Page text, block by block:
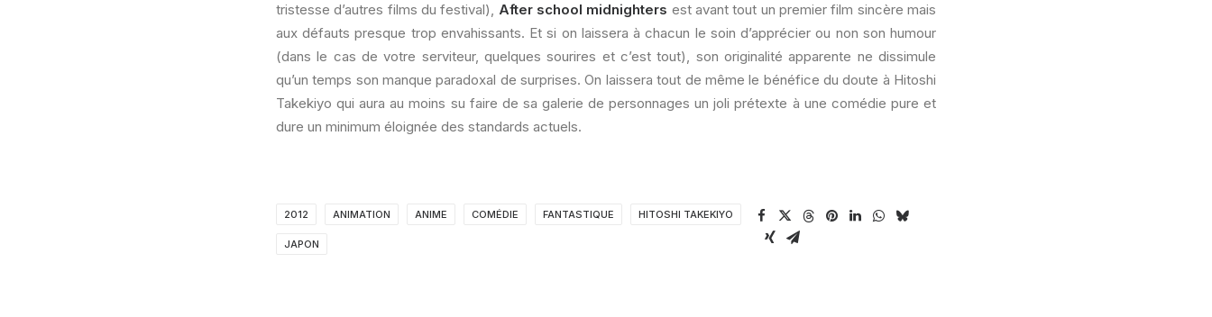
tristesse d’autres films du festival), After school midnighters est avant tout un premier film sincère mais
aux défauts presque trop envahissants. Et si on laissera à chacun le soin d’apprécier ou non son humour
(dans le cas de votre serviteur, quelques sourires et c’est tout), son originalité apparente ne dissimule
qu’un temps son manque paradoxal de surprises. On laissera tout de même le bénéfice du doute à Hitoshi
Takekiyo qui aura au moins su faire de sa galerie de personnages un joli prétexte à une comédie pure et
dure un minimum éloignée des standards actuels.
2012 ANIMATION ANIME COMÉDIE FANTASTIQUE HITOSHI TAKEKIYO
JAPON